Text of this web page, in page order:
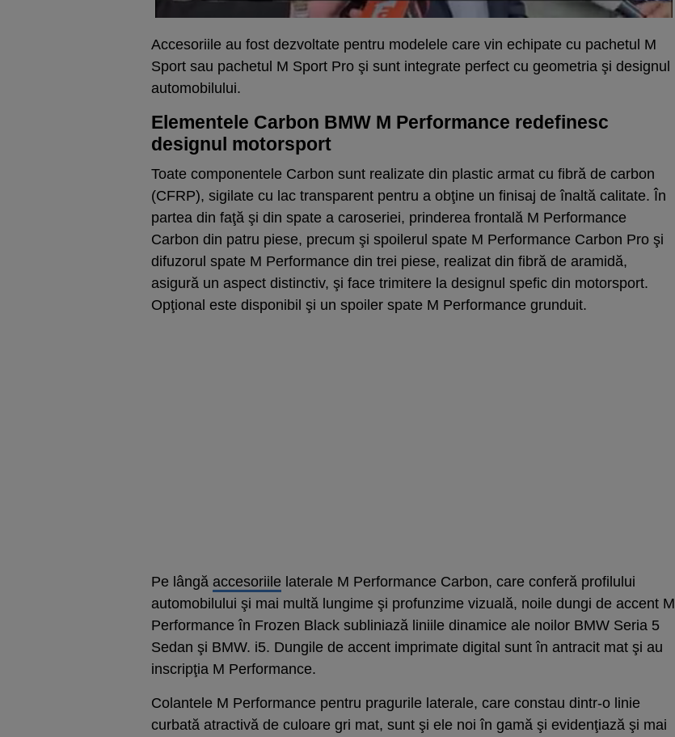
Accesoriile au fost dezvoltate pentru modelele care vin echipate cu pachetul M
Sport sau pachetul M Sport Pro şi sunt integrate perfect cu geometria şi designul
automobilului.
Elementele Carbon BMW M Performance redefinesc
designul motorsport
Toate componentele Carbon sunt realizate din plastic armat cu fibră de carbon
(CFRP), sigilate cu lac transparent pentru a obţine un finisaj de înaltă calitate. În
partea din faţă şi din spate a caroseriei, prinderea frontală M Performance
Carbon din patru piese, precum şi spoilerul spate M Performance Carbon Pro şi
difuzorul spate M Performance din trei piese, realizat din fibră de aramidă,
asigură un aspect distinctiv, şi face trimitere la designul spefic din motorsport.
Opţional este disponibil şi un spoiler spate M Performance grunduit.
Pe lângă accesoriile laterale M Performance Carbon, care conferă profilului
automobilului şi mai multă lungime şi profunzime vizuală, noile dungi de accent M
Performance în Frozen Black subliniază liniile dinamice ale noilor BMW Seria 5
Sedan şi BMW. i5. Dungile de accent imprimate digital sunt în antracit mat şi au
inscripţia M Performance.
Colantele M Performance pentru pragurile laterale, care constau dintr-o linie
curbată atractivă de culoare gri mat, sunt şi ele noi în gamă şi evidenţiază şi mai